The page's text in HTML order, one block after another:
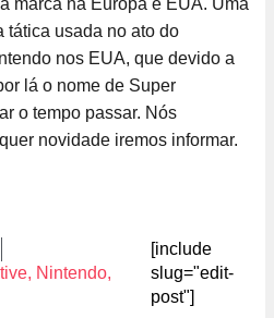
marca na Europa e EUA. Uma
tática usada no ato do
nos EUA, que devido a
lá o nome de Super
o tempo passar. Nós
novidade iremos informar.
, Nintendo,
[include
slug="edit-
post"]